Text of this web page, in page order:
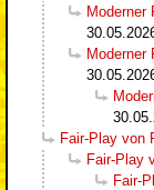
Fair-Play von
Fair-Play
Fair-